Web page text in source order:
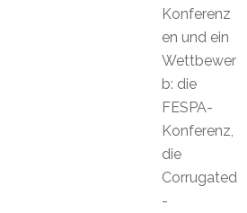
Konferenz
en und ein
Wettbewer
b: die
FESPA-
Konferenz,
die
Corrugated
-